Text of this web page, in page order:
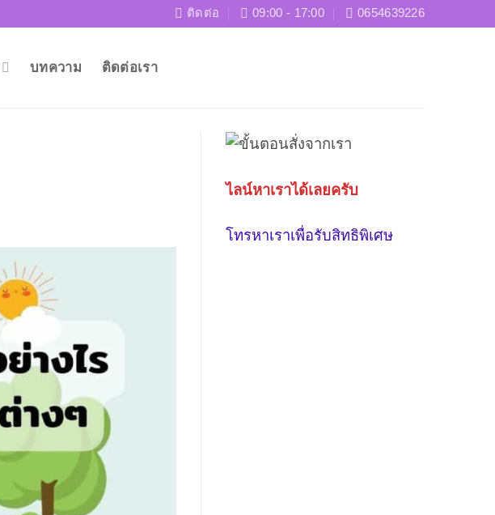
ติดต่อ 09:00 - 17:00 0654639226
บทความ ติดต่อเรา
ไลน์หาเราได้เลยครับ
โทรหาเราเพื่อรับสิทธิพิเศษ